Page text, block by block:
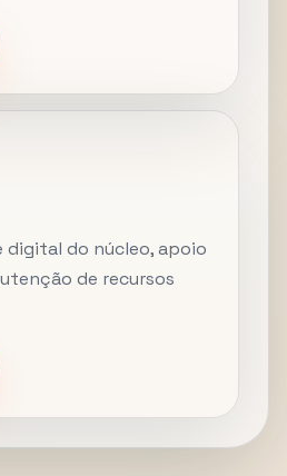
digital do núcleo, apoio
de recursos